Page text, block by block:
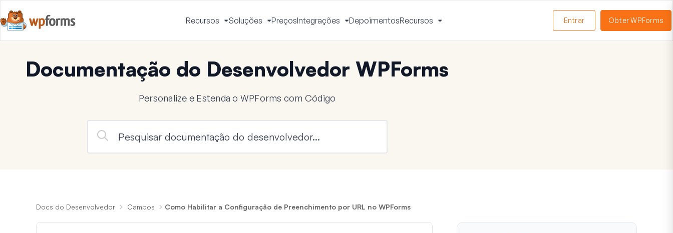
Recursos
Alternar
Menu
Soluções
Alternar
Menu
PreçosIntegrações
Alternar
Menu
DepoimentosRecursos
Menu
Entrar Obter WPForms
Documentação do Desenvolvedor WPForms
Personalize e Estenda o WPForms com Código
Docs do Desenvolvedor Campos Como Habilitar a Configuração de Preenchimento por URL no WPForms